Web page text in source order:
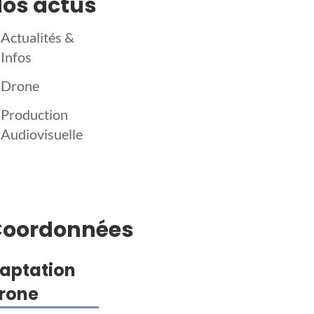
Actualités &
Infos
Drone
Production
Audiovisuelle